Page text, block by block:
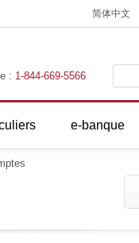
简体中文
: 1-844-669-5566
e-banque